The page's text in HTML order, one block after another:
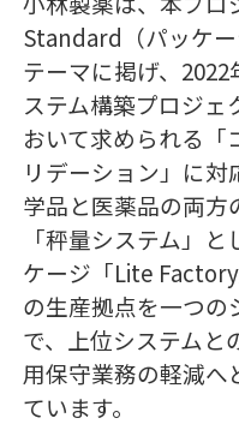
Standard（パッケ
テーマに掲げ、
ステム構築プロジ
おいて求められる「
リデーション」に
学品と医薬品の両方
「秤量システム」
ケージ「Lite
の生産拠点を一つの
で、上位システムと
用保守業務の軽減へ
ています。